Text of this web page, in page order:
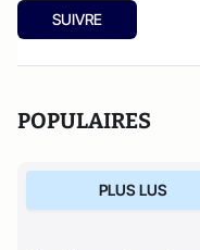
opéras, ballets,
etc.).
SUIVRE
POPULAIRES
PLUS LUS